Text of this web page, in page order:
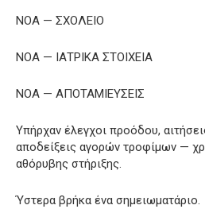
ΝΟΑ — ΣΧΟΛΕΙΟ
ΝΟΑ — ΙΑΤΡΙΚΑ ΣΤΟΙΧΕΙΑ
ΝΟΑ — ΑΠΟΤΑΜΙΕΥΣΕΙΣ
Υπήρχαν έλεγχοι προόδου,
αποδείξεις αγορών τροφίμων —
αθόρυβης στήριξης.
Ύστερα βρήκα ένα σημειωματάριο.